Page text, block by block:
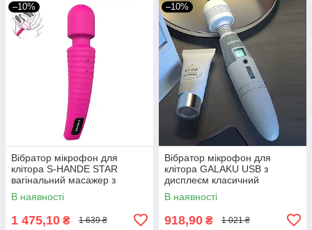
–10%
Вібратор мікрофон для
клітора S-HANDE STAR
вагінальний масажер з
акумулятором
В наявності
1 475,10 ₴ 1 639 ₴
–10%
Вібратор мікрофон для
клітора GALAKU USB з
дисплеєм класичний
масажер та вібратор
В наявності
918,90 ₴ 1 021 ₴